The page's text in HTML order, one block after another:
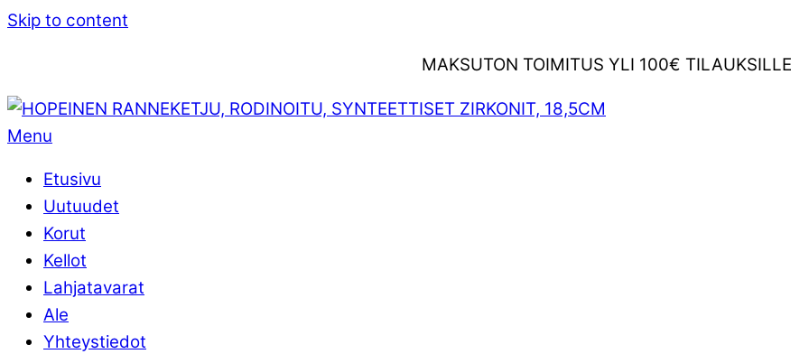
Skip to content
MAKSUTON TOIMITUS YLI 100€ TILAUKSILLE
Menu
Etusivu
Uutuudet
Korut
Kellot
Lahjatavarat
Ale
Yhteystiedot